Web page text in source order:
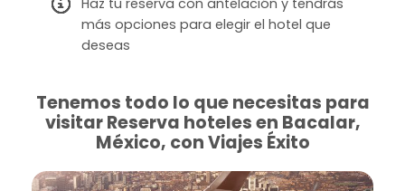
Haz tu reserva con antelación y tendrás
más opciones para elegir el hotel que
deseas
Tenemos todo lo que necesitas para
visitar Reserva hoteles en Bacalar,
México, con Viajes Éxito